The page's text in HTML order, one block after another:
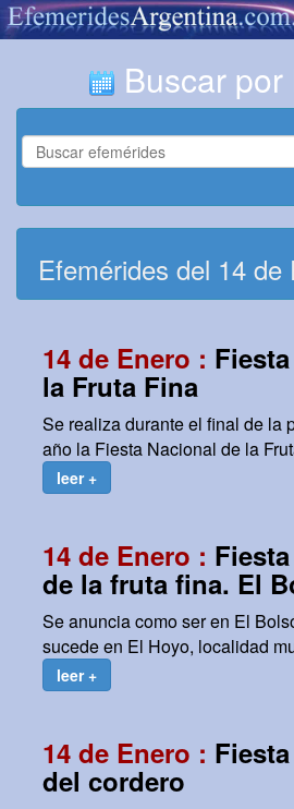
Buscar por
Efemérides del 14 de
14 de Enero :
la Fruta Fina
Se realiza durante el final de la
año la Fiesta Nacional de la
leer +
14 de Enero :
de la fruta fina. El
Se anuncia como ser en El
sucede en El Hoyo, localidad
leer +
14 de Enero :
del cordero